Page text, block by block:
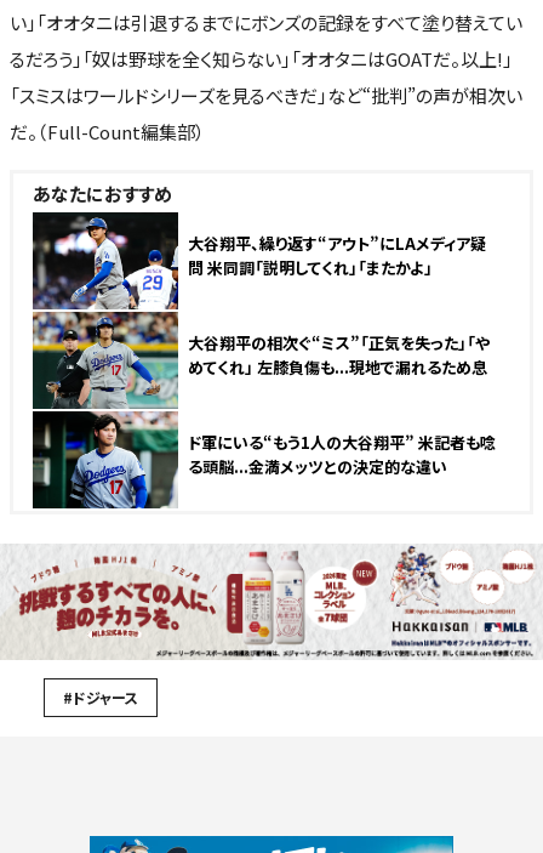
い」「オオタニは引退するまでにボンズの記録をすべて塗り替えてい
るだろう」「奴は野球を全く知らない」「オオタニはGOATだ。以上!」
「スミスはワールドシリーズを見るべきだ」など“批判”の声が相次い
だ。（Full-Count編集部）
あなたにおすすめ
大谷翔平、繰り返す“アウト”にLAメディア疑
問 米同調「説明してくれ」「またかよ」
大谷翔平の相次ぐ“ミス”「正気を失った」「や
めてくれ」 左膝負傷も...現地で漏れるため息
ド軍にいる“もう1人の大谷翔平” 米記者も唸
る頭脳...金満メッツとの決定的な違い
#ドジャース